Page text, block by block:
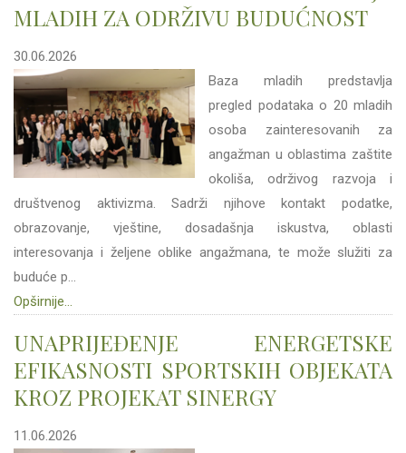
MLADIH ZA ODRŽIVU BUDUĆNOST
30.06.2026
Baza mladih predstavlja
pregled podataka o 20 mladih
osoba zainteresovanih za
angažman u oblastima zaštite
okoliša, održivog razvoja i
društvenog aktivizma. Sadrži njihove kontakt podatke,
obrazovanje, vještine, dosadašnja iskustva, oblasti
interesovanja i željene oblike angažmana, te može služiti za
buduće p...
Opširnije...
UNAPRIJEĐENJE ENERGETSKE
EFIKASNOSTI SPORTSKIH OBJEKATA
KROZ PROJEKAT SINERGY
11.06.2026